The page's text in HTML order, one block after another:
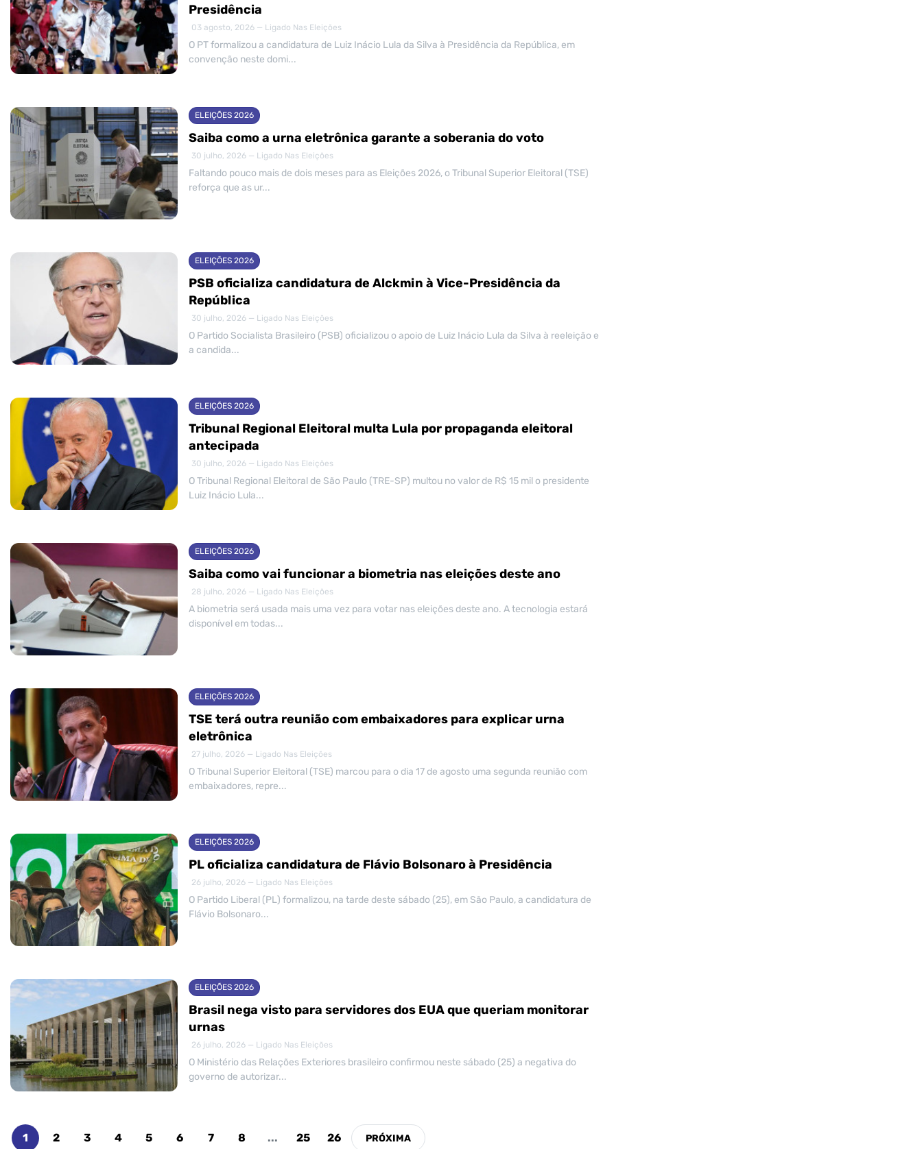
Presidência
03 agosto, 2026 — Ligado Nas Eleições
O PT formalizou a candidatura de Luiz Inácio Lula da Silva à Presidência da República, em
convenção neste domi...
ELEIÇÕES 2026
Saiba como a urna eletrônica garante a soberania do voto
30 julho, 2026 — Ligado Nas Eleições
Faltando pouco mais de dois meses para as Eleições 2026, o Tribunal Superior Eleitoral (TSE)
reforça que as ur...
ELEIÇÕES 2026
PSB oficializa candidatura de Alckmin à Vice-Presidência da
República
30 julho, 2026 — Ligado Nas Eleições
O Partido Socialista Brasileiro (PSB) oficializou o apoio de Luiz Inácio Lula da Silva à reeleição e
a candida...
ELEIÇÕES 2026
Tribunal Regional Eleitoral multa Lula por propaganda eleitoral
antecipada
30 julho, 2026 — Ligado Nas Eleições
O Tribunal Regional Eleitoral de São Paulo (TRE-SP) multou no valor de R$ 15 mil o presidente
Luiz Inácio Lula...
ELEIÇÕES 2026
Saiba como vai funcionar a biometria nas eleições deste ano
28 julho, 2026 — Ligado Nas Eleições
A biometria será usada mais uma vez para votar nas eleições deste ano. A tecnologia estará
disponível em todas...
ELEIÇÕES 2026
TSE terá outra reunião com embaixadores para explicar urna
eletrônica
27 julho, 2026 — Ligado Nas Eleições
O Tribunal Superior Eleitoral (TSE) marcou para o dia 17 de agosto uma segunda reunião com
embaixadores, repre...
ELEIÇÕES 2026
PL oficializa candidatura de Flávio Bolsonaro à Presidência
26 julho, 2026 — Ligado Nas Eleições
O Partido Liberal (PL) formalizou, na tarde deste sábado (25), em São Paulo, a candidatura de
Flávio Bolsonaro...
ELEIÇÕES 2026
Brasil nega visto para servidores dos EUA que queriam monitorar
urnas
26 julho, 2026 — Ligado Nas Eleições
O Ministério das Relações Exteriores brasileiro confirmou neste sábado (25) a negativa do
governo de autorizar...
1 2 3 4 5 6 7 8 ... 25 26